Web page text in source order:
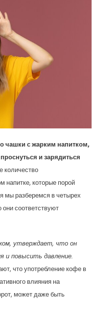
чашки с жарким напитком,
и зарядиться
количество
напитке, которые порой
мы разберемся в четырех
они соответствуют
утверждает, что он
и повысить давление.
что употребление кофе в
влияния на
может даже быть